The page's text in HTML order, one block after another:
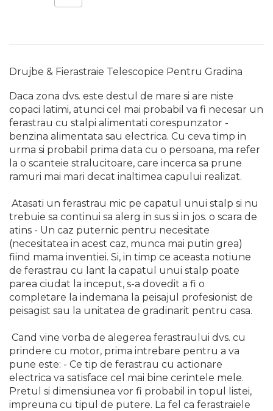
Drujbe & Fierastraie Telescopice Pentru Gradina
Daca zona dvs. este destul de mare si are niste
copaci latimi, atunci cel mai probabil va fi necesar un
ferastrau cu stalpi alimentati corespunzator -
benzina alimentata sau electrica. Cu ceva timp in
urma si probabil prima data cu o persoana, ma refer
la o scanteie stralucitoare, care incerca sa prune
ramuri mai mari decat inaltimea capului realizat.
Atasati un ferastrau mic pe capatul unui stalp si nu
trebuie sa continui sa alerg in sus si in jos. o scara de
atins - Un caz puternic pentru necesitate
(necesitatea in acest caz, munca mai putin grea)
fiind mama inventiei. Si, in timp ce aceasta notiune
de ferastrau cu lant la capatul unui stalp poate
parea ciudat la inceput, s-a dovedit a fi o
completare la indemana la peisajul profesionist de
peisagist sau la unitatea de gradinarit pentru casa.
Cand vine vorba de alegerea ferastraului dvs. cu
prindere cu motor, prima intrebare pentru a va
pune este: - Ce tip de ferastrau cu actionare
electrica va satisface cel mai bine cerintele mele.
Pretul si dimensiunea vor fi probabil in topul listei,
impreuna cu tipul de putere. La fel ca ferastraiele